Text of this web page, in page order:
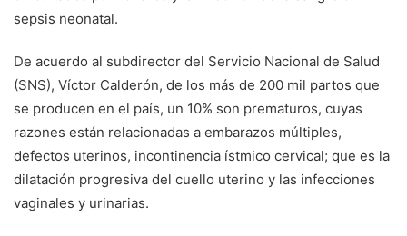
sepsis neonatal.
De acuerdo al subdirector del Servicio Nacional de Salud
(SNS), Víctor Calderón, de los más de 200 mil partos que
se producen en el país, un 10% son prematuros, cuyas
razones están relacionadas a embarazos múltiples,
defectos uterinos, incontinencia ístmico cervical; que es la
dilatación progresiva del cuello uterino y las infecciones
vaginales y urinarias.